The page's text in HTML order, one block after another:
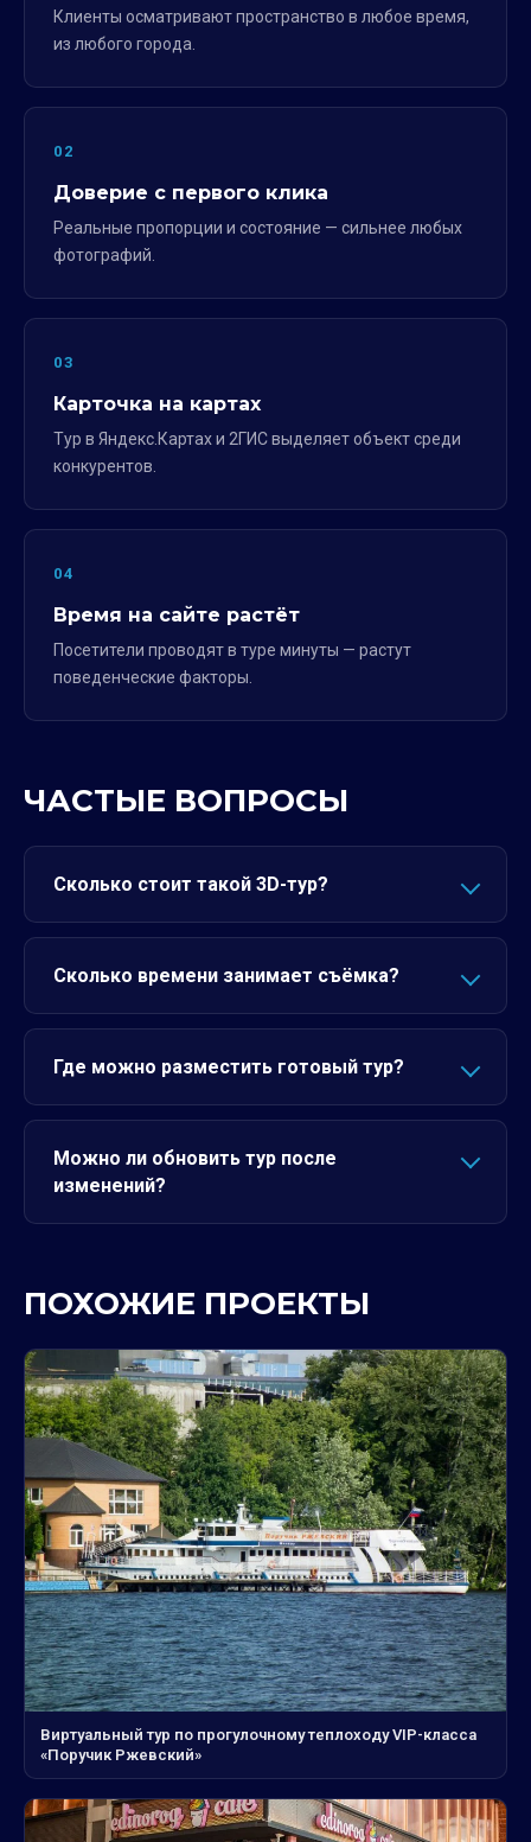
Клиенты осматривают пространство в любое время,
из любого города.
02
Доверие с первого клика
Реальные пропорции и состояние — сильнее любых
фотографий.
03
Карточка на картах
Тур в Яндекс.Картах и 2ГИС выделяет объект среди
конкурентов.
04
Время на сайте растёт
Посетители проводят в туре минуты — растут
поведенческие факторы.
ЧАСТЫЕ ВОПРОСЫ
Сколько стоит такой 3D-тур?
Сколько времени занимает съёмка?
Где можно разместить готовый тур?
Можно ли обновить тур после
изменений?
ПОХОЖИЕ ПРОЕКТЫ
Виртуальный тур по прогулочному теплоходу VIP-класса
«Поручик Ржевский»